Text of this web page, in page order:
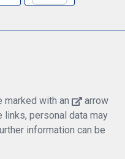
with an
arrow
links, personal data may
information can be